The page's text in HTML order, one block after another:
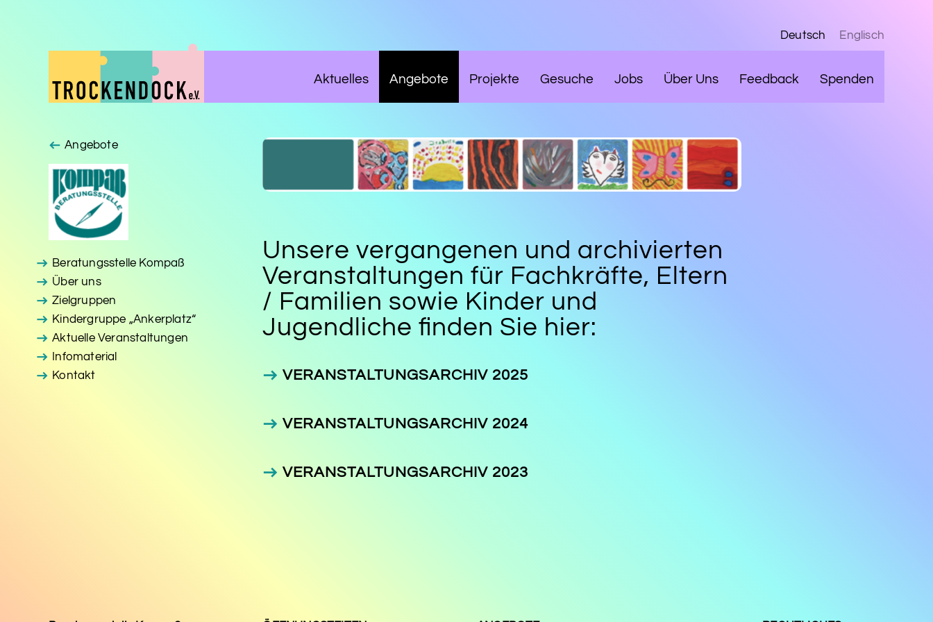
Deutsch Englisch
Aktuelles Angebote Projekte Gesuche Jobs Über Uns Feedback Spenden
Angebote
Beratungsstelle Kompaß
Über uns
Zielgruppen
Kindergruppe „Ankerplatz“
Aktuelle Veranstaltungen
Infomaterial
Kontakt
Unsere vergangenen und archivierten
Veranstaltungen für Fachkräfte, Eltern
/ Familien sowie Kinder und
Jugendliche finden Sie hier:
VERANSTALTUNGSARCHIV 2025
VERANSTALTUNGSARCHIV 2024
VERANSTALTUNGSARCHIV 2023